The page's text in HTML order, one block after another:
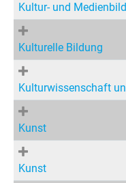
Kultur- und
Kulturelle Bildung
Kulturwissenschaft
Kunst
Kunst